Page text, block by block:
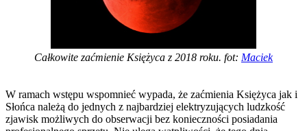
Całkowite zaćmienie Księżyca z 2018 roku. fot: Maciek
W ramach wstępu wspomnieć wypada, że zaćmienia Księżyca jak i
Słońca należą do jednych z najbardziej elektryzujących ludzkość
zjawisk możliwych do obserwacji bez konieczności posiadania